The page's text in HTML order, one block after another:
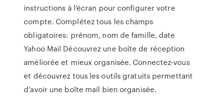
instructions à l’écran pour configurer votre
compte. Complétez tous les champs
obligatoires: prénom, nom de famille, date
Yahoo Mail Découvrez une boîte de réception
améliorée et mieux organisée. Connectez-vous
et découvrez tous les outils gratuits permettant
d’avoir une boîte mail bien organisée.